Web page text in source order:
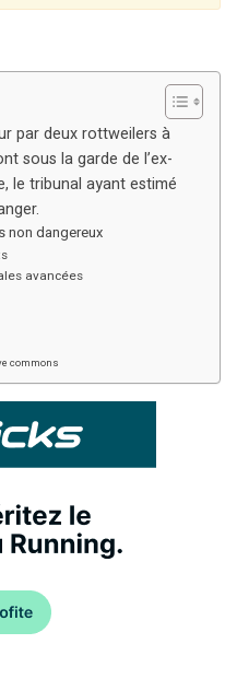
par deux rottweilers à
sous la garde de l’ex-
le tribunal ayant estimé
non dangereux
avancées
commons